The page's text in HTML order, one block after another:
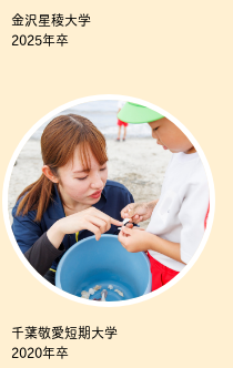
金沢星稜大学
2025年卒
千葉敬愛短期大学
2020年卒